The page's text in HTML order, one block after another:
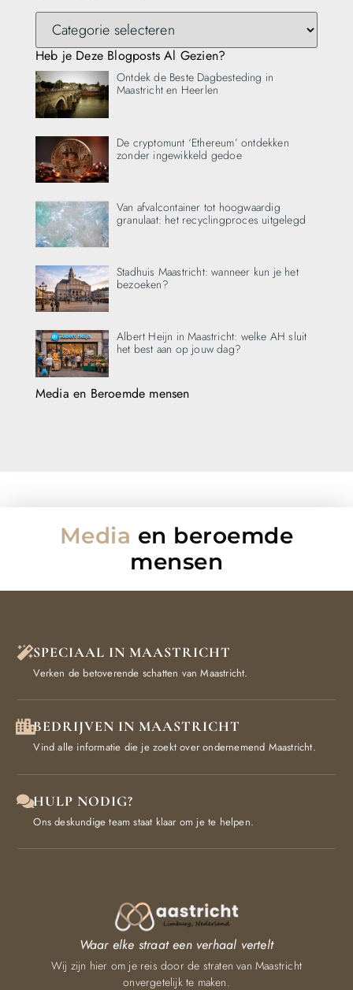
Heb je Deze Blogposts Al Gezien?
Ontdek de Beste Dagbesteding in
Maastricht en Heerlen
De cryptomunt ‘Ethereum’ ontdekken
zonder ingewikkeld gedoe
Van afvalcontainer tot hoogwaardig
granulaat: het recyclingproces uitgelegd
Stadhuis Maastricht: wanneer kun je het
bezoeken?
Albert Heijn in Maastricht: welke AH sluit
het best aan op jouw dag?
Media en Beroemde mensen
Media en beroemde
mensen
SPECIAAL IN MAASTRICHT
Verken de betoverende schatten van Maastricht.
BEDRIJVEN IN MAASTRICHT
Vind alle informatie die je zoekt over ondernemend Maastricht.
HULP NODIG?
Ons deskundige team staat klaar om je te helpen.
Waar elke straat een verhaal vertelt
Wij zijn hier om je reis door de straten van Maastricht
onvergetelijk te maken.